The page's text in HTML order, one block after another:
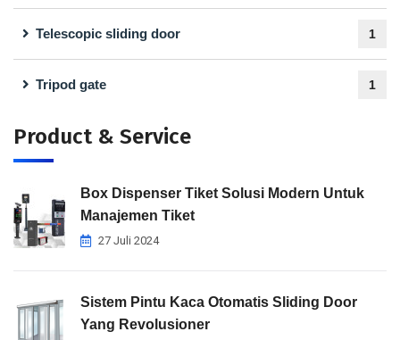
Telescopic sliding door 1
Tripod gate 1
Product & Service
Box Dispenser Tiket Solusi Modern Untuk
Manajemen Tiket
27 Juli 2024
Sistem Pintu Kaca Otomatis Sliding Door
Yang Revolusioner